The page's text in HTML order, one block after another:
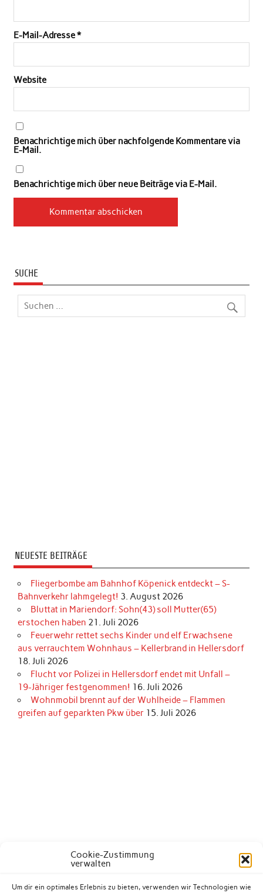
Cookie-Zustimmung
verwalten
Um dir ein optimales Erlebnis zu bieten, verwenden wir Technologien wie
E-Mail-Adresse*
Website
Benachrichtige mich über nachfolgende Kommentare via
E-Mail.
Benachrichtige mich über neue Beiträge via E-Mail.
SUCHE
NEUESTE BEITRÄGE
Fliegerbombe am Bahnhof Köpenick entdeckt – S-
Bahnverkehr lahmgelegt! 3. August 2026
Bluttat in Mariendorf: Sohn(43) soll Mutter(65)
erstochen haben 21. Juli 2026
Feuerwehr rettet sechs Kinder und elf Erwachsene
aus verrauchtem Wohnhaus – Kellerbrand in Hellersdorf
18. Juli 2026
Flucht vor Polizei in Hellersdorf endet mit Unfall –
19-Jähriger festgenommen! 16. Juli 2026
Wohnmobil brennt auf der Wuhlheide – Flammen
greifen auf geparkten Pkw über 15. Juli 2026